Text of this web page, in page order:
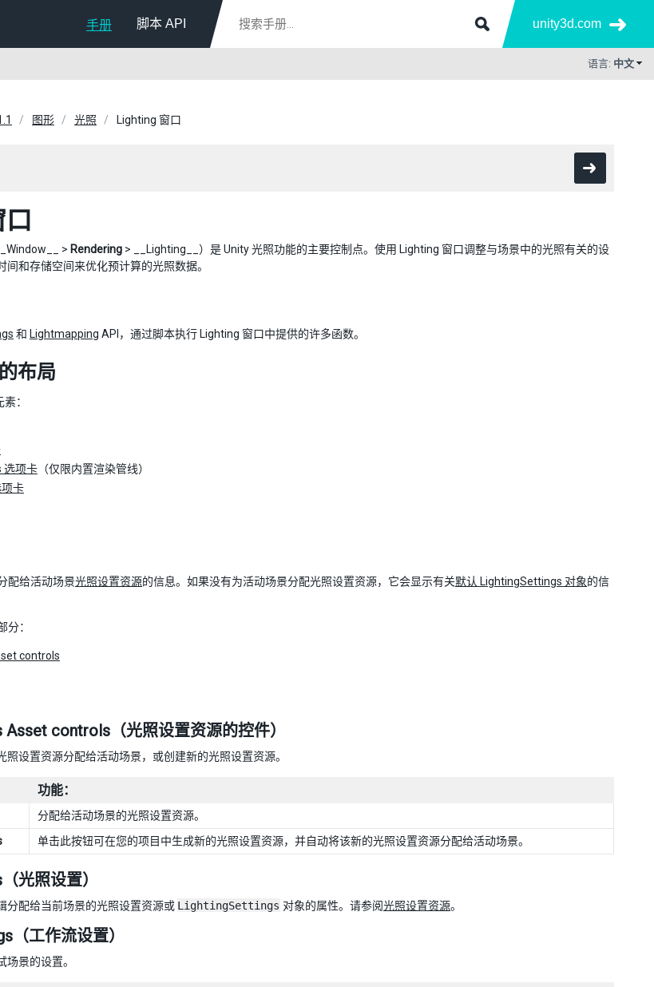
手册 脚本 API unity3d.com
语言: 中文
图形 光照 Lighting 窗口
> Rendering > __Lighting__）是 Unity 光照功能的主要控制点。使用 Lighting 窗口调整与场景中的光照有关的设
间和存储空间来优化预计算的光照数据。
和 Lightmapping API，通过脚本执行 Lighting 窗口中提供的许多函数。
布局
：
选项卡 （仅限内置渲染管线）
卡
配给活动场景光照设置资源的信息。如果没有为活动场景分配光照设置资源，它会显示有关默认 LightingSettings 对象的信
分：
controls
controls（光照设置资源的控件）
照设置资源分配给活动场景，或创建新的光照设置资源。
功能：
分配给活动场景的光照设置资源。
单击此按钮可在您的项目中生成新的光照设置资源，并自动将该新的光照设置资源分配给活动场景。
光照设置）
分配给当前场景的光照设置资源或 LightingSettings 对象的属性。请参阅光照设置资源。
（工作流设置）
景的设置。